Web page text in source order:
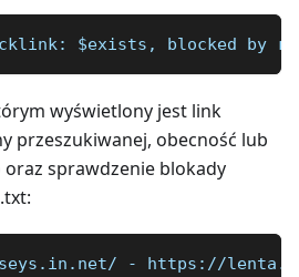
$exists, blocked by
wyświetlony jest link
przeszukiwanej, obecność lub
sprawdzenie blokady
- https://